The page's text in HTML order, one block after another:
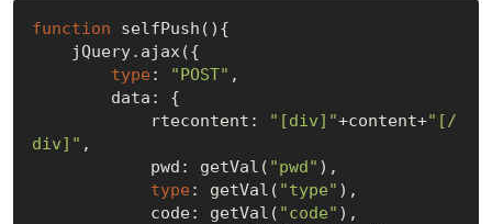
function selfPush() {
type : "POST" ,
            rtecontent:
"[div]"+content+"[/
div]" ,
            pwd: get
Val( "pwd" ) ,
type : getVal( "type" ) ,
            code: get
Val( "code" ) ,